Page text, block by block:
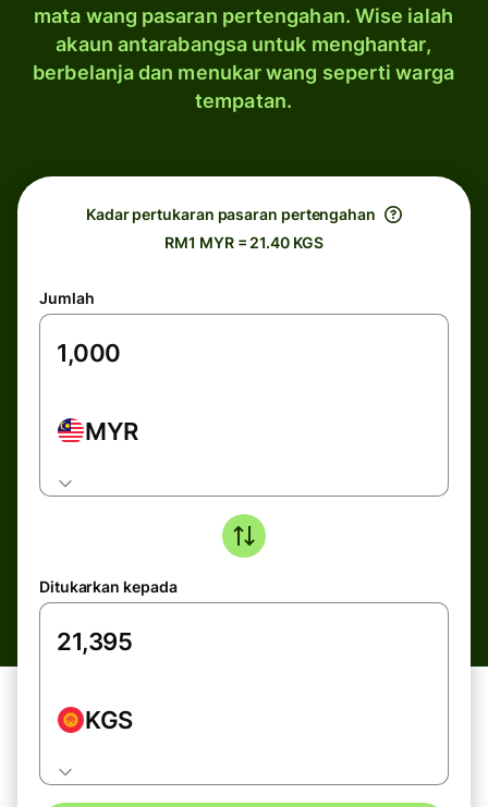
mata wang pasaran pertengahan. Wise ialah
akaun antarabangsa untuk menghantar,
berbelanja dan menukar wang seperti warga
tempatan.
Kadar pertukaran pasaran pertengahan
RM1 MYR = 21.40 KGS
Jumlah
MYR
Ditukarkan kepada
KGS